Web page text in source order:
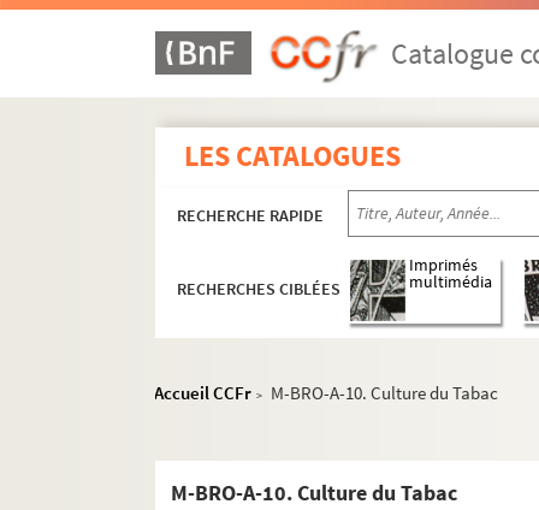
Catalogue
LES CATALOGUES
RECHERCHE RAPIDE
RECHERCHES CIBLÉES
Imprimés
multimédia
Accueil CCFr > M-BRO-A-10. Culture du Tabac
M-BRO-A-10. Culture du Tabac